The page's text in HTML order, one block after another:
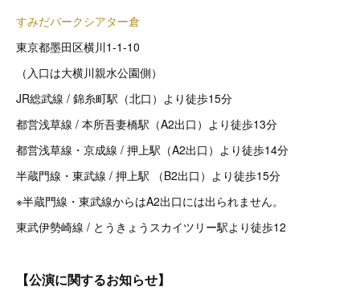
すみだパークシアター倉
東京都墨田区横川1-1-10
（入口は大横川親水公園側）
JR総武線 / 錦糸町駅（北口）より徒歩15分
都営浅草線 / 本所吾妻橋駅（A2出口）より徒歩13分
都営浅草線・京成線 / 押上駅（A2出口）より徒歩14分
半蔵門線・東武線 / 押上駅 （B2出口）より徒歩15分
※半蔵門線・東武線からはA2出口には出られません。
東武伊勢崎線 / とうきょうスカイツリー駅より徒歩12
【公演に関するお知らせ】